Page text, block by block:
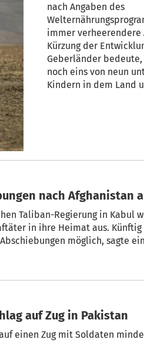
nach Angaben des
immer verheerendere
Kürzung der
Geberländer bedeute,
noch eins von neun
Kindern in dem Land
nach Afghanistan
Taliban-Regierung in Kabul
in ihre Heimat aus.
möglich, sagte
auf Zug in Pakistan
einen Zug mit Soldaten